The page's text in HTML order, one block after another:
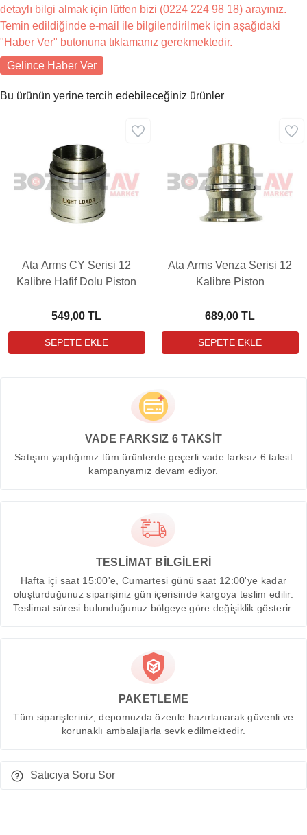
detaylı bilgi almak için lütfen bizi (0224 224 98 18) arayınız.
Temin edildiğinde e-mail ile bilgilendirilmek için aşağıdaki
"Haber Ver" butonuna tıklamanız gerekmektedir.
Gelince Haber Ver
Bu ürünün yerine tercih edebileceğiniz ürünler
Ata Arms CY Serisi 12
Kalibre Hafif Dolu Piston
549,00 TL
Ata Arms Venza Serisi 12
Kalibre Piston
689,00 TL
VADE FARKSIZ 6 TAKSİT
Satışını yaptığımız tüm ürünlerde geçerli vade farksız 6 taksit
kampanyamız devam ediyor.
TESLİMAT BİLGİLERİ
Hafta içi saat 15:00'e, Cumartesi günü saat 12:00'ye kadar
oluşturduğunuz siparişiniz gün içerisinde kargoya teslim edilir.
Teslimat süresi bulunduğunuz bölgeye göre değişiklik gösterir.
PAKETLEME
Tüm siparişleriniz, depomuzda özenle hazırlanarak güvenli ve
korunaklı ambalajlarla sevk edilmektedir.
Satıcıya Soru Sor